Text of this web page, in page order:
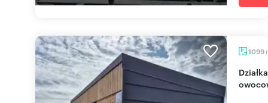
1099
Działka 1099 m2 z domem, garażem i drzewami